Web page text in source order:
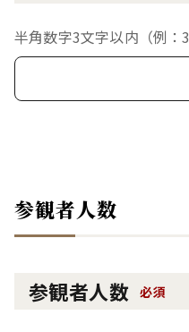
半角数字3文字以内（例：
参観者人数
参観者人数 必須